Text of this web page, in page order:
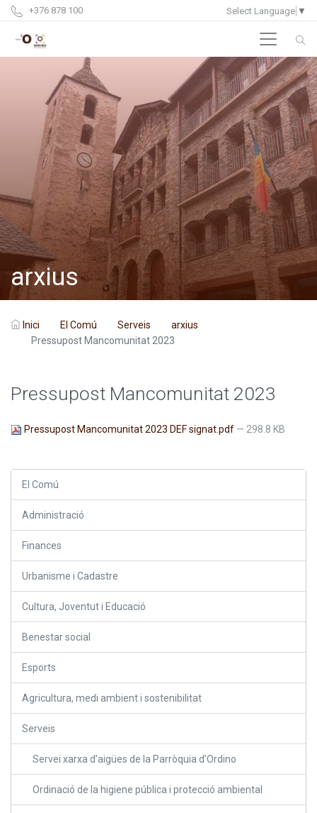
+376 878 100 Select Language ▼
arxius
Inici El Comú Serveis
arxius
Pressupost Mancomunitat 2023
El Comú
Administració
Finances
Urbanisme i Cadastre
Cultura, Joventut i Educació
Benestar social
Esports
Agricultura, medi ambient i sostenibilitat
Serveis
Servei xarxa d’aigües de la Parròquia d’Ordino
Ordinació de la higiene pública i protecció ambiental
Pressupost Mancomunitat 2023
Pressupost Mancomunitat 2023 DEF signat.pdf — 298.8 KB